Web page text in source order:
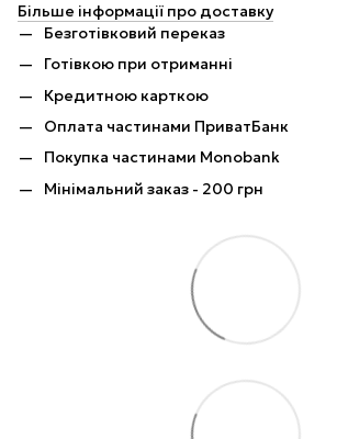
Більше інформації про доставку
Безготівковий переказ
Готівкою при отриманні
Кредитною карткою
Оплата частинами ПриватБанк
Покупка частинами Monobank
Мінімальний заказ - 200 грн